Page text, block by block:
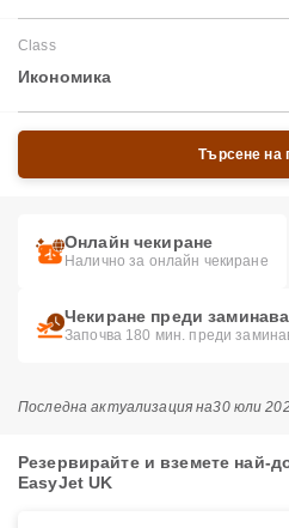
Class
Икономика
Търсене на
Онлайн чекиране
Налично за онлайн чекиране
Чекиране преди
Започва 180 мин. преди
Последна актуализация на30 юли
Резервирайте и вземете най-
EasyJet UK